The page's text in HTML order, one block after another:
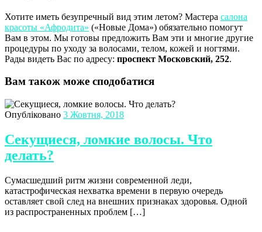
Хотите иметь безупречный вид этим летом? Мастера салона
красоты «Афродита» («Новые Дома») обязательно помогут
Вам в этом. Мы готовы предложить Вам эти и многие другие
процедуры по уходу за волосами, телом, кожей и ногтями.
Рады видеть Вас по адресу: проспект Московский, 252.
Вам також може сподобатися
Опубліковано 3 Жовтня, 2018
Секущиеся, ломкие волосы. Что
делать?
Сумасшедший ритм жизни современной леди,
катастрофическая нехватка времени в первую очередь
оставляет свой след на внешних признаках здоровья. Одной
из распространенных проблем […]